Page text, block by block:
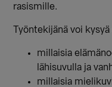
rasismille.
Työntekijänä voi
millaisia
lähisuvulla ja
millaisia